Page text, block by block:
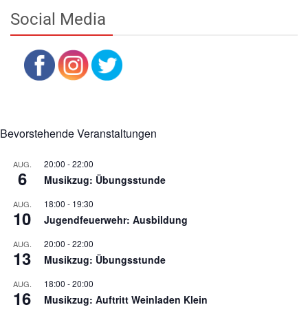
Social Media
Bevorstehende Veranstaltungen
AUG.
6
20:00 -22:00
Musikzug: Übungsstunde
AUG.
10
18:00 - 19:30
Jugendfeuerwehr: Ausbildung
AUG.
13
20:00 -22:00
Musikzug: Übungsstunde
AUG.
16
18:00 -20:00
Musikzug: Auftritt Weinladen Klein